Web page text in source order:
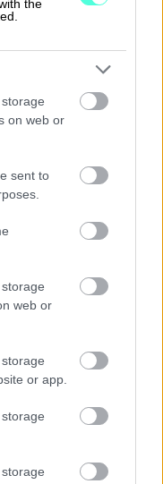
the
on web or
sent to
web or
or app.